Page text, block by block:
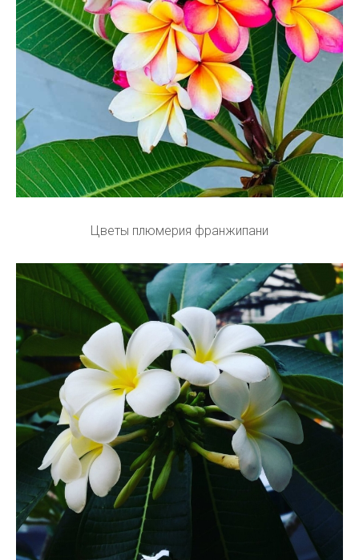
Цветы плюмерия франжипани